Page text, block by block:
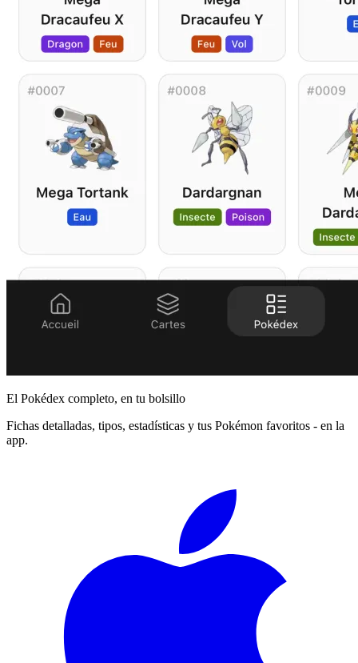
El Pokédex completo, en tu bolsillo
Fichas detalladas, tipos, estadísticas y tus Pokémon favoritos - en la
app.